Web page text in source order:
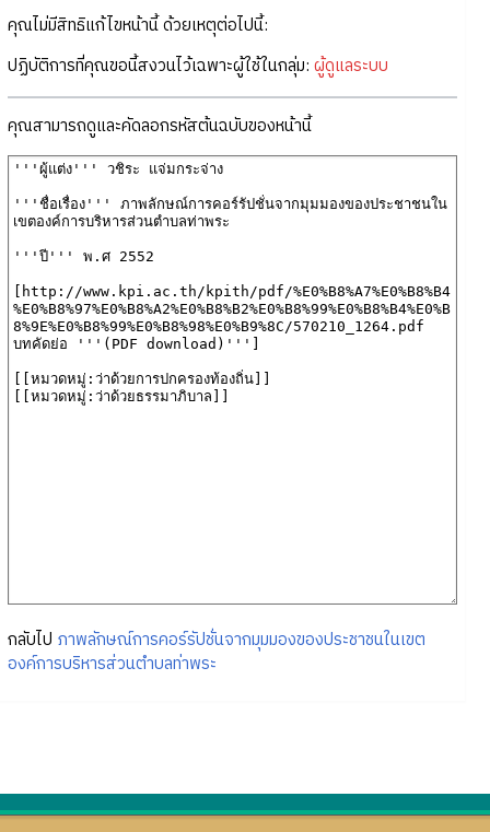
คุณไม่มีสิทธิแก้ไขหน้านี้ ด้วยเหตุต่อไปนี้:
ปฏิบัติการที่คุณขอนี้สงวนไว้เฉพาะผู้ใช้ในกลุ่ม: ผู้ดูแลระบบ
คุณสามารถดูและคัดลอกรหัสต้นฉบับของหน้านี้
กลับไป ภาพลักษณ์การคอร์รัปชั่นจากมุมมองของประชาชนในเขต
องค์การบริหารส่วนตำบลท่าพระ